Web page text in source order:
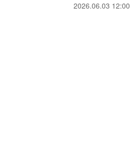
2026.06.03 12:00